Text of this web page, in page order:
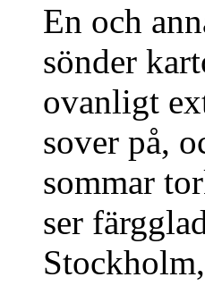
En och
sönder
ovanligt
sover på,
sommar
ser